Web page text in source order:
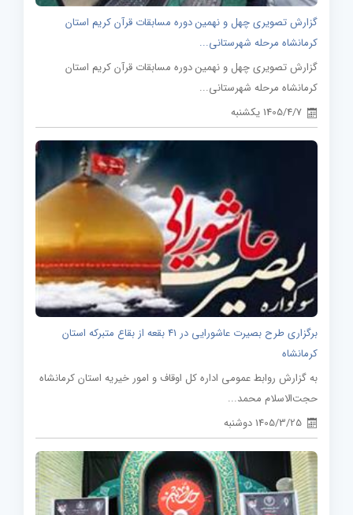
گزارش تصویری چهل و نهمین دوره مسابقات قرآن کریم استان
کرمانشاه مرحله شهرستانی...
گزارش تصویری چهل و نهمین دوره مسابقات قرآن کریم استان
کرمانشاه مرحله شهرستانی...
1405/4/7 یکشنبه
برگزاری طرح بصیرت عاشورایی در 41 بقعه از بقاع متبرکه استان
کرمانشاه
به گزارش روابط عمومی اداره کل اوقاف و امور خیریه استان کرمانشاه
حجت‌الاسلام محمد...
1405/3/25 دوشنبه